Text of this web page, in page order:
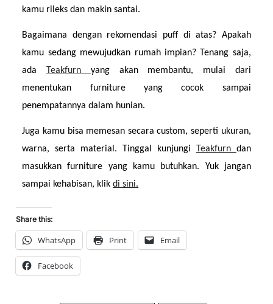
kamu rileks dan makin santai.
Bagaimana dengan rekomendasi puff di atas? Apakah
kamu sedang mewujudkan rumah impian? Tenang saja,
ada Teakfurn yang akan membantu, mulai dari
menentukan furniture yang cocok sampai
penempatannya dalam hunian.
Juga kamu bisa memesan secara custom, seperti ukuran,
warna, serta material. Tinggal kunjungi Teakfurn dan
masukkan furniture yang kamu butuhkan. Yuk jangan
sampai kehabisan, klik di sini.
Share this:
WhatsApp Print Email
Facebook